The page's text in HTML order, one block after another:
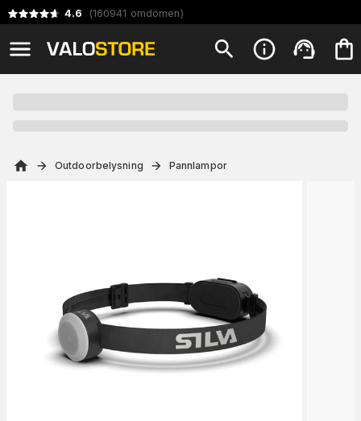
4.6 (160941 omdömen)
Outdoorbelysning Pannlampor